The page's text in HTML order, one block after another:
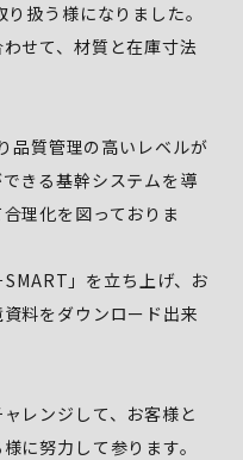
扱う様になりました。
せて、材質と在庫寸法
品質管理の高いレベルが
きる基幹システムを導
理化を図っておりま
」を立ち上げ、お
料をダウンロード出来
レンジして、お客様と
に努力して参ります。